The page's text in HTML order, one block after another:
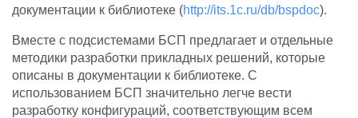
документации к библиотеке (http://its.1c.ru/db/bspdoc).
Вместе с подсистемами БСП предлагает и отдельные
методики разработки прикладных решений, которые
описаны в документации к библиотеке. С
использованием БСП значительно легче вести
разработку конфигураций, соответствующим всем